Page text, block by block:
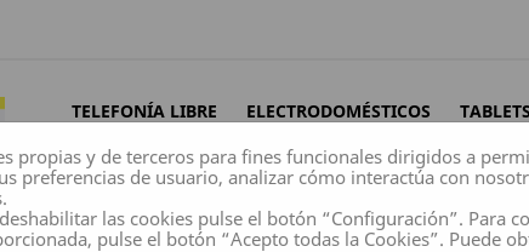
TELEFONÍA LIBRE ELECTRODOMÉSTICOS TABLETS
propias y de terceros para fines funcionales dirigidos a
preferencias de usuario, analizar cómo interactúa con
las cookies pulse el botón “Configuración”. Para
pulse el botón “Acepto todas la Cookies”. Puede